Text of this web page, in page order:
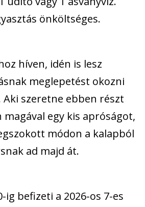
önköltséges.
híven, idén is lesz
meglepetést okozni
Aki szeretne ebben részt
magával egy kis apróságot,
módon a kalapból
ad majd át.
ig befizeti a 2026-os 7-es